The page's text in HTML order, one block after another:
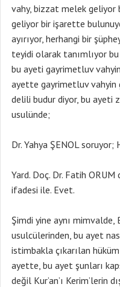
vahy, bizzat melek geliyor
geliyor bir işarette
ayırıyor, herhangi bir
teyidi olarak tanımlıyor
bu ayeti gayrimetluv
ayette gayrimetluv vahyin
delili budur diyor, bu ayeti
usulünde;
Dr. Yahya ŞENOL soruyor;
Yard. Doç. Dr. Fatih ORUM
ifadesi ile. Evet.
Şimdi yine aynı mimvalde,
usulcülerinden, bu ayet
istimbakla çıkarılan
ayette, bu ayet şunları
değil Kur’an’ı Kerim’lerin